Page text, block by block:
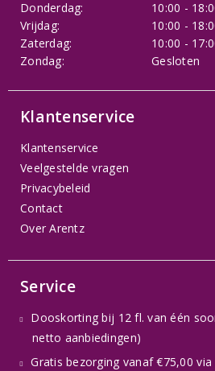
Donderdag:
10:00 -
Vrijdag:
10:00 -
Zaterdag:
10:00 -
Zondag:
Gesloten
Klantenservice
Klantenservice
Veelgestelde vragen
Privacybeleid
Contact
Over Arentz
Service
Dooskorting bij 12 fl. van één
netto aanbiedingen)
Gratis bezorging vanaf €75,00